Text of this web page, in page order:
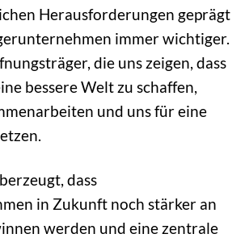
Herausforderungen geprägt
immer wichtiger.
die uns zeigen, dass
bessere Welt zu schaffen,
und uns für eine
dass
in Zukunft noch stärker an
werden und eine zentrale